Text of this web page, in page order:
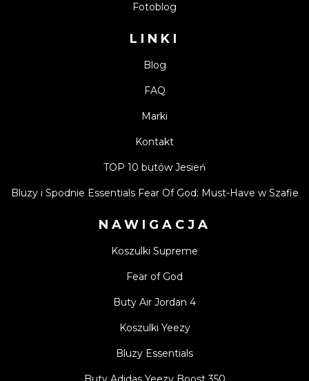
Fotoblog
LINKI
Blog
FAQ
Marki
Kontakt
TOP 10 butów Jesień
Bluzy i Spodnie Essentials Fear Of God: Must-Have w Szafie
NAWIGACJA
Koszulki Supreme
Fear of God
Buty Air Jordan 4
Koszulki Yeezy
Bluzy Essentials